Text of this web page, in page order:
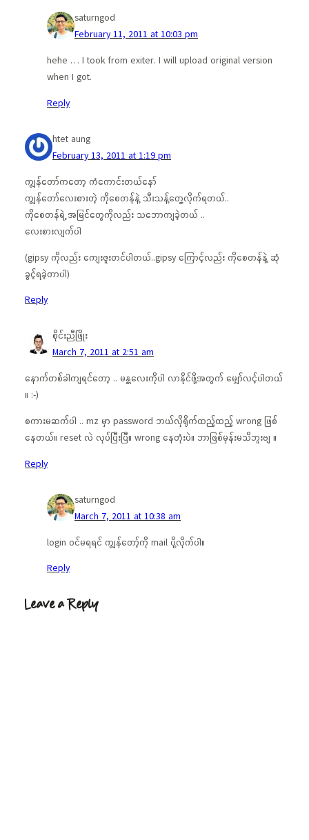
saturngod
February 11, 2011 at 10:03 pm
hehe … I took from exiter. I will upload original version
when I got.
Reply
htet aung
February 13, 2011 at 1:19 pm
ကျွန်တော်ကတော့ ကံကောင်းတယ်နော်
ကျွန်တော်လေးစားတဲ့ ကိုစေတန်နဲ့ သီးသန့်တွေ့လိုက်ရတယ်..
ကိုစေတန်ရဲ့ အမြင်တွေကိုလည်း သဘောကျခဲ့တယ် ..
လေးစားလျက်ပါ
(gipsy ကိုလည်း ကျေးဇူးတင်ပါတယ်..gipsy ကြောင့်လည်း ကိုစေတန်နဲ့ ဆုံ
ခွင့်ရခဲ့တာပါ)
Reply
စိုင်းညီဖြိုး
March 7, 2011 at 2:51 am
နောက်တစ်ခါကျရင်တော့ .. မန္တလေးကိုပါ လာနိုင်ဖို့အတွက် မျှော်လင့်ပါတယ်
။ :-)
စကားမဆက်ပါ .. mz မှာ password ဘယ်လိုရိုက်ထည့်ထည့် wrong ဖြစ်
နေတယ်။ reset လဲ လုပ်ပြီးပြီ။ wrong နေတုံးပဲ။ ဘာဖြစ်မှန်းမသိဘူးဗျ ။
Reply
saturngod
March 7, 2011 at 10:38 am
login ဝင်မရရင် ကျွန်တော့်ကို mail ပို့လိုက်ပါ။
Reply
Leave a Reply